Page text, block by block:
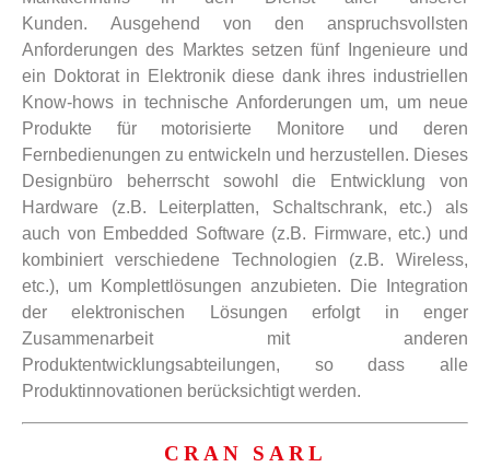
Kunden. Ausgehend von den anspruchsvollsten
Anforderungen des Marktes setzen fünf Ingenieure und
ein Doktorat in Elektronik diese dank ihres industriellen
Know-hows in technische Anforderungen um, um neue
Produkte für motorisierte Monitore und deren
Fernbedienungen zu entwickeln und herzustellen. Dieses
Designbüro beherrscht sowohl die Entwicklung von
Hardware (z.B. Leiterplatten, Schaltschrank, etc.) als
auch von Embedded Software (z.B. Firmware, etc.) und
kombiniert verschiedene Technologien (z.B. Wireless,
etc.), um Komplettlösungen anzubieten. Die Integration
der elektronischen Lösungen erfolgt in enger
Zusammenarbeit mit anderen
Produktentwicklungsabteilungen, so dass alle
Produktinnovationen berücksichtigt werden.
CRAN SARL